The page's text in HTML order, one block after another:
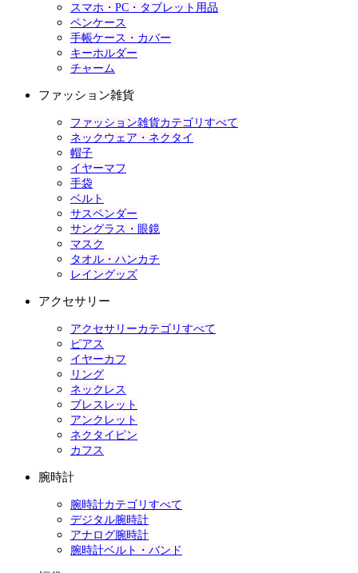
スマホ・PC・タブレット用品
ペンケース
手帳ケース・カバー
キーホルダー
チャーム
ファッション雑貨
ファッション雑貨カテゴリすべて
ネックウェア・ネクタイ
帽子
イヤーマフ
手袋
ベルト
サスペンダー
サングラス・眼鏡
マスク
タオル・ハンカチ
レイングッズ
アクセサリー
アクセサリーカテゴリすべて
ピアス
イヤーカフ
リング
ネックレス
ブレスレット
アンクレット
ネクタイピン
カフス
腕時計
腕時計カテゴリすべて
デジタル腕時計
アナログ腕時計
腕時計ベルト・バンド